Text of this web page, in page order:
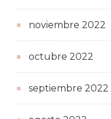
noviembre 2022
octubre 2022
septiembre 2022